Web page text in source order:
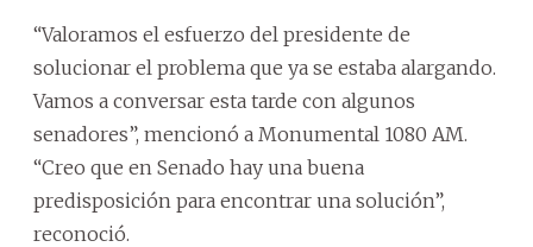
“Valoramos el esfuerzo del presidente de
solucionar el problema que ya se estaba alargando.
Vamos a conversar esta tarde con algunos
senadores”, mencionó a Monumental 1080 AM.
“Creo que en Senado hay una buena
predisposición para encontrar una solución”,
reconoció.